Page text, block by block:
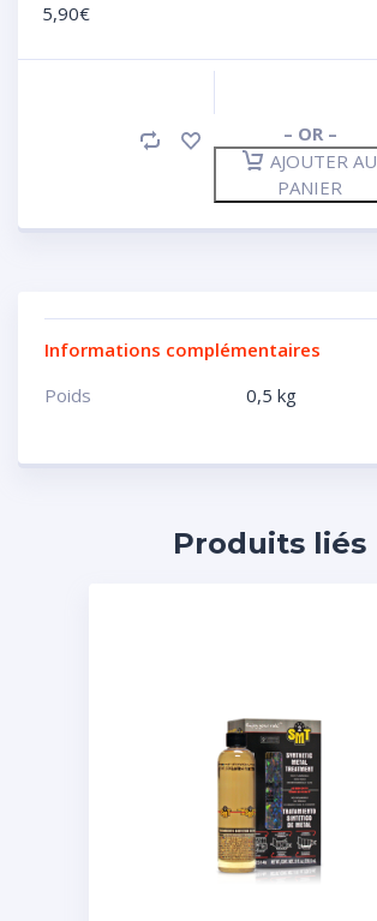
5,90€
– OR –
AJOUTER AU
PANIER
Informations complémentaires
Poids
0,5 kg
Produits liés